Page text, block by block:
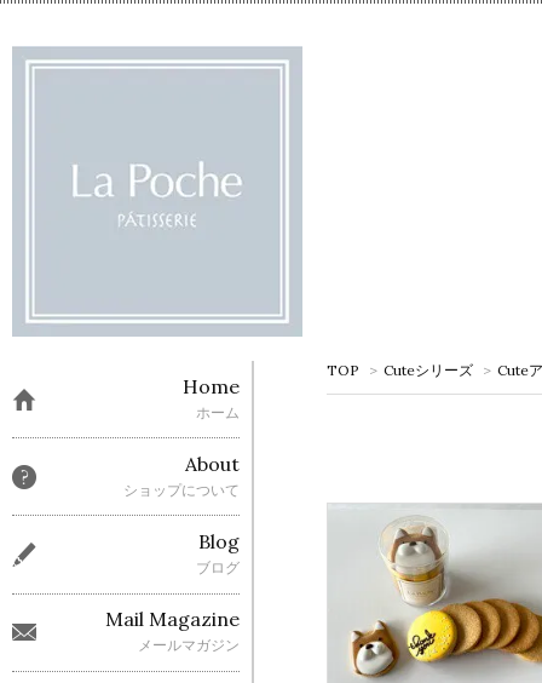
TOP > Cuteシリーズ > Cute
Home
ホーム
About
ショップについて
Blog
ブログ
Mail Magazine
メールマガジン